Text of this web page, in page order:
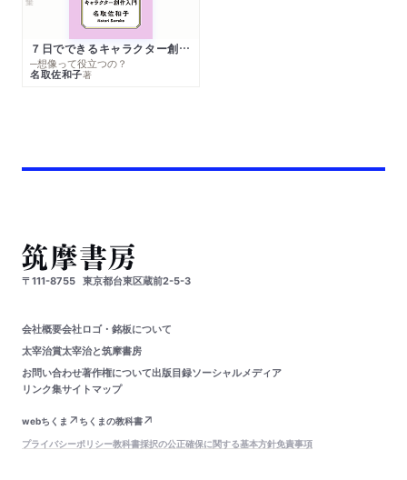
７日でできるキャラクター創作入門
─想像って役立つの？
名取佐和子著
〒111-8755 東京都台東区蔵前2-5-3
会社概要会社ロゴ・銘板について
太宰治賞太宰治と筑摩書房
お問い合わせ著作権について出版目録ソーシャルメディア
リンク集サイトマップ
webちくま
ちくまの教科書
プライバシーポリシー教科書採択の公正確保に関する基本方針免責事項